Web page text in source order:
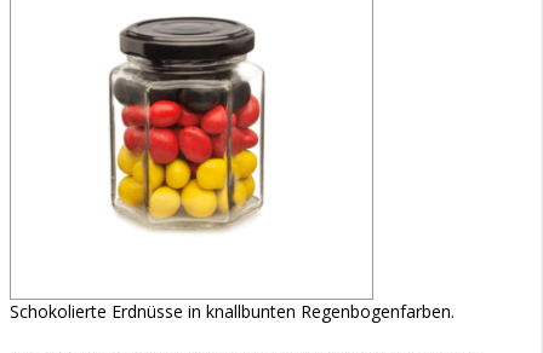
Schokolierte Erdnüsse in knallbunten Regenbogenfarben.